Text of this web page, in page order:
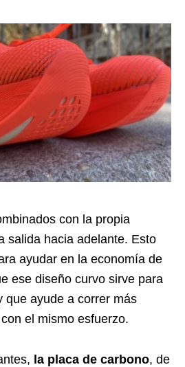
con la propia
salida hacia adelante. Esto
ayudar en la economía de
ese diseño curvo sirve para
que ayude a correr más
el mismo esfuerzo.
la placa de carbono, de